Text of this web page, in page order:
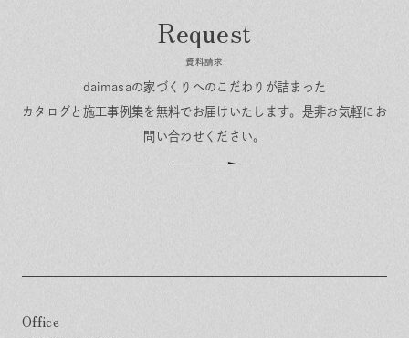
資料請求
daimasaの家づくりへのこだわりが詰まった
カタログと施工事例集を無料でお届けいたします。 是非お気軽にお
問い合わせください。
Office